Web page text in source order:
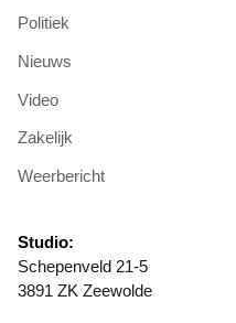
Politiek
Nieuws
Video
Zakelijk
Weerbericht
Studio:
Schepenveld 21-5
3891 ZK Zeewolde